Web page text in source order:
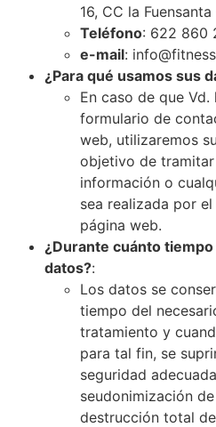
16, CC la
Teléfono: 622 860
e-mail:
¿Para qué usamos sus
En caso de que
formulario de
web, utilizaremos
objetivo de
información o
sea realizada por
página web.
¿Durante cuánto
datos?:
Los datos se
tiempo del
tratamiento y
para tal fin, se
seguridad
seudonimización
destrucción total